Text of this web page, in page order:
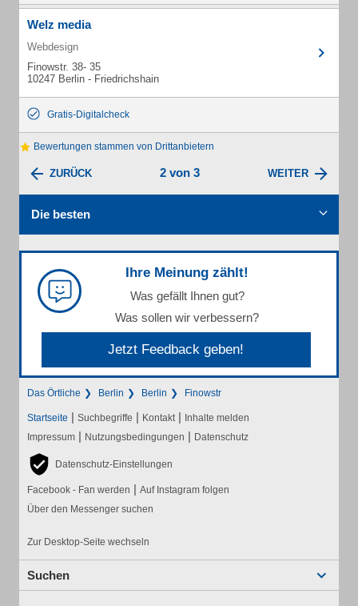
Welz media
Webdesign
Finowstr. 38- 35
10247 Berlin - Friedrichshain
Gratis-Digitalcheck
Bewertungen stammen von Drittanbietern
ZURÜCK 2 von 3 WEITER
Die besten
Ihre Meinung zählt!
Was gefällt Ihnen gut?
Was sollen wir verbessern?
Jetzt Feedback geben!
Das Örtliche Berlin Berlin Finowstr
Startseite | Suchbegriffe | Kontakt | Inhalte melden
Impressum | Nutzungsbedingungen | Datenschutz
Datenschutz-Einstellungen
Facebook - Fan werden | Auf Instagram folgen
Über den Messenger suchen
Zur Desktop-Seite wechseln
Suchen